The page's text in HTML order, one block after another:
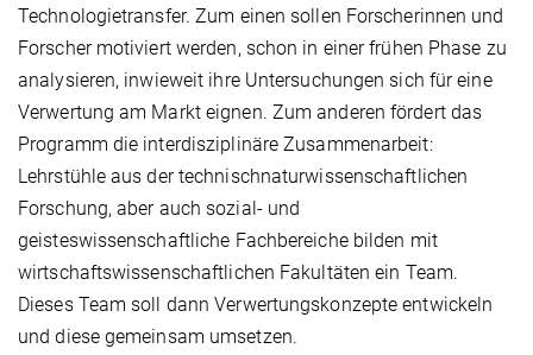
Technologietransfer. Zum einen sollen Forscherinnen und
Forscher motiviert werden, schon in einer frühen Phase zu
analysieren, inwieweit ihre Untersuchungen sich für eine
Verwertung am Markt eignen. Zum anderen fördert das
Programm die interdisziplinäre Zusammenarbeit:
Lehrstühle aus der technischnaturwissenschaftlichen
Forschung, aber auch sozial- und
geisteswissenschaftliche Fachbereiche bilden mit
wirtschaftswissenschaftlichen Fakultäten ein Team.
Dieses Team soll dann Verwertungskonzepte entwickeln
und diese gemeinsam umsetzen.